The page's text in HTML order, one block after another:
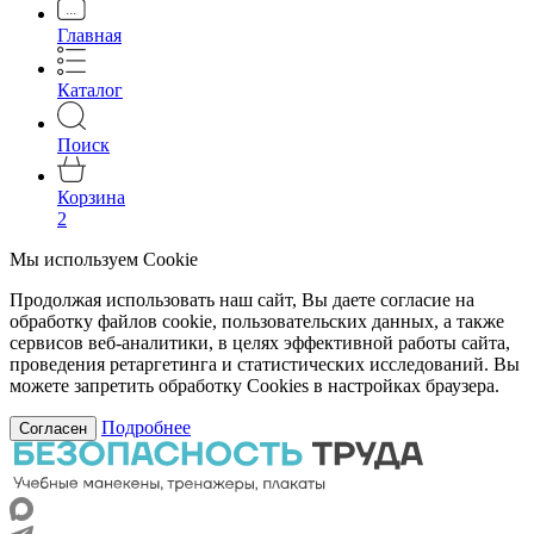
Главная
Каталог
Поиск
Корзина
2
Мы используем Cookie
Продолжая использовать наш сайт, Вы даете согласие на
обработку файлов cookie, пользовательских данных, а также
сервисов веб-аналитики, в целях эффективной работы сайта,
проведения ретаргетинга и статистических исследований. Вы
можете запретить обработку Cookies в настройках браузера.
Согласен Подробнее